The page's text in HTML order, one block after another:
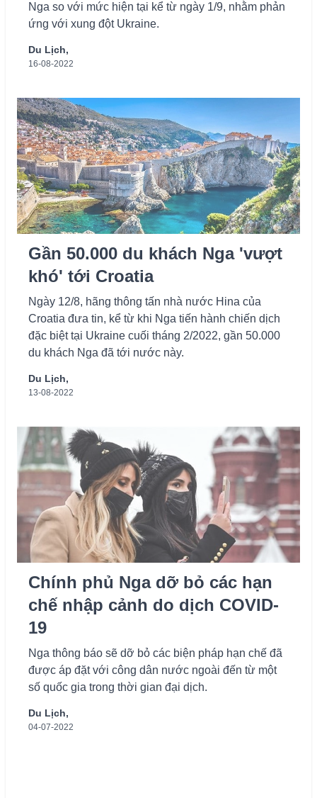
Nga so với mức hiện tại kể từ ngày 1/9, nhằm phản
ứng với xung đột Ukraine.
Du Lịch,
16-08-2022
Gần 50.000 du khách Nga 'vượt
khó' tới Croatia
Ngày 12/8, hãng thông tấn nhà nước Hina của
Croatia đưa tin, kể từ khi Nga tiến hành chiến dịch
đặc biệt tại Ukraine cuối tháng 2/2022, gần 50.000
du khách Nga đã tới nước này.
Du Lịch,
13-08-2022
Chính phủ Nga dỡ bỏ các hạn
chế nhập cảnh do dịch COVID-
19
Nga thông báo sẽ dỡ bỏ các biện pháp hạn chế đã
được áp đặt với công dân nước ngoài đến từ một
số quốc gia trong thời gian đại dịch.
Du Lịch,
04-07-2022